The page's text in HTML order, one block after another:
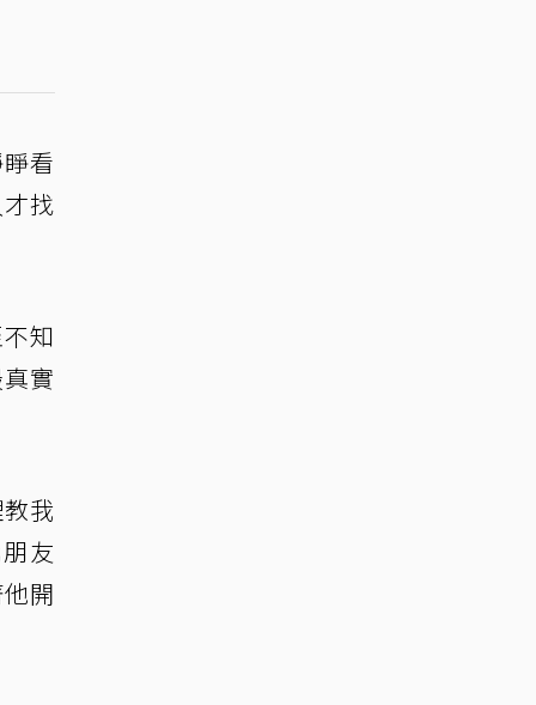
看
找
知
實
我
友
開